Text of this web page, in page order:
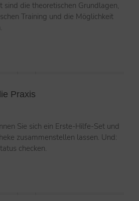
sind die theoretischen Grundlagen,
Training und die Möglichkeit
Praxis
Sie sich ein Erste-Hilfe-Set und
zusammenstellen lassen. Und:
checken.